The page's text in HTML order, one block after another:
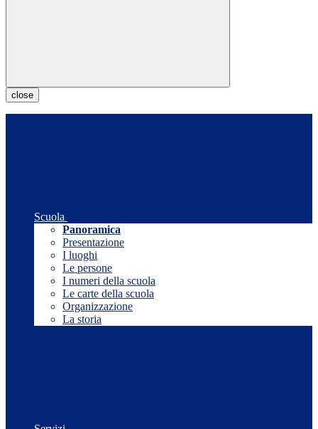
close
Scuola
Panoramica
Presentazione
I luoghi
Le persone
I numeri della scuola
Le carte della scuola
Organizzazione
La storia